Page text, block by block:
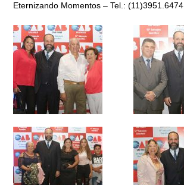
Eternizando Momentos – Tel.: (11)3951.6474